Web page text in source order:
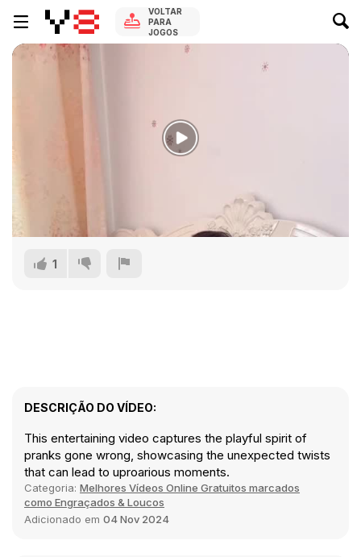
VOLTAR
PARA
JOGOS
1
DESCRIÇÃO DO VÍDEO:
This entertaining video captures the playful spirit of
pranks gone wrong, showcasing the unexpected twists
that can lead to uproarious moments.
Categoria: Melhores Vídeos Online Gratuitos marcados
como Engraçados & Loucos
Adicionado em 04 Nov 2024